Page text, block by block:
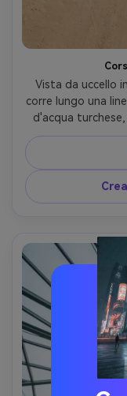
Vista da uccello
corre lungo una
d'acqua turchese,
con forti linee di
ultra-nitidi,
drone DJI a 4K,
fotorealistica,